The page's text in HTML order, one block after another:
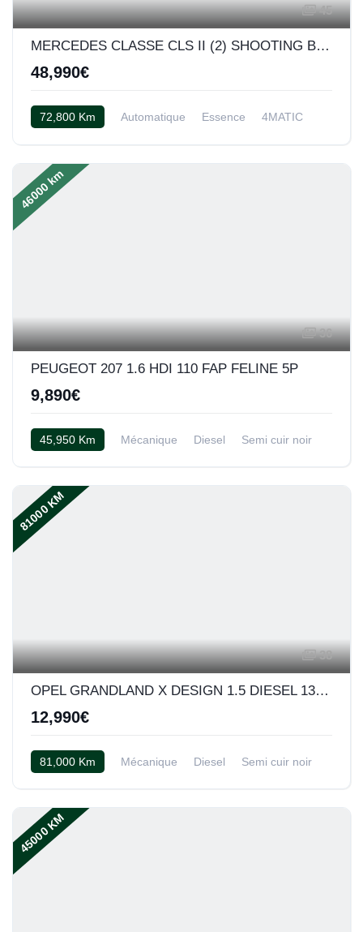
45
MERCEDES CLASSE CLS II (2) SHOOTING BRAKE 5.5 63 AMG S 4MATIC
48,990€
72,800 Km Automatique Essence
4MATIC
46000 km
36
PEUGEOT 207 1.6 HDI 110 FAP FELINE 5P
9,890€
45,950 Km Mécanique Diesel Semi cuir noir
81000 KM
38
OPEL GRANDLAND X DESIGN 1.5 DIESEL 130 ch BVM6
12,990€
81,000 Km Mécanique Diesel Semi cuir noir
45000 KM